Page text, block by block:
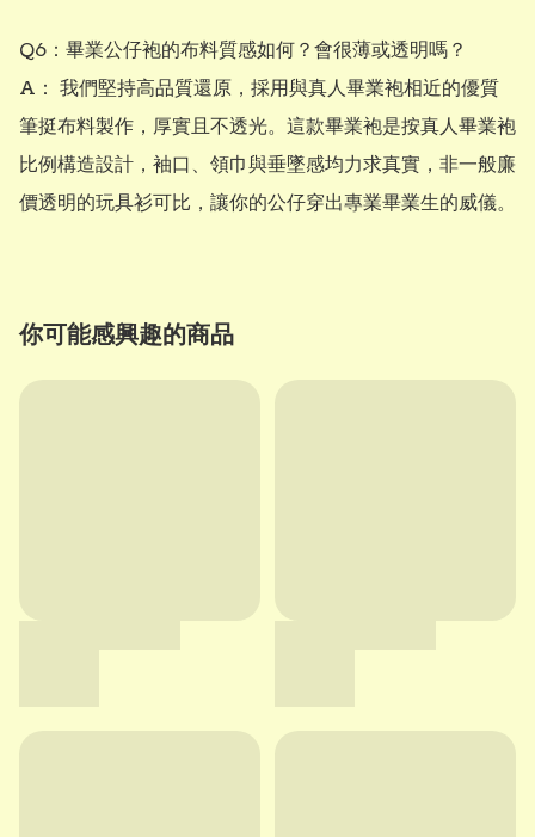
Q6：畢業公仔袍的布料質感如何？會很薄或透明嗎？
A： 我們堅持高品質還原，採用與真人畢業袍相近的優質
筆挺布料製作，厚實且不透光。這款畢業袍是按真人畢業袍
比例構造設計，袖口、領巾與垂墜感均力求真實，非一般廉
價透明的玩具衫可比，讓你的公仔穿出專業畢業生的威儀。
你可能感興趣的商品